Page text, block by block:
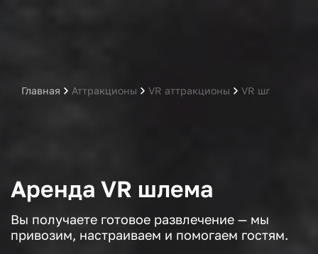
Главная Аттракционы VR аттракционы VR шлем
Аренда VR шлема
Вы получаете готовое развлечение — мы
привозим, настраиваем и помогаем гостям.